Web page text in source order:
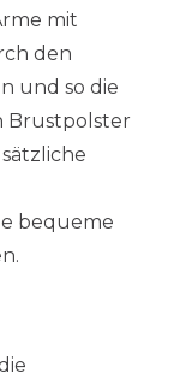
mit
den
und so die
Brustpolster
bequeme